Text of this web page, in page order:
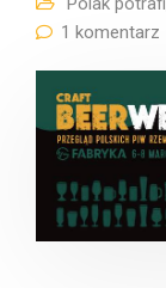
1 komentarz